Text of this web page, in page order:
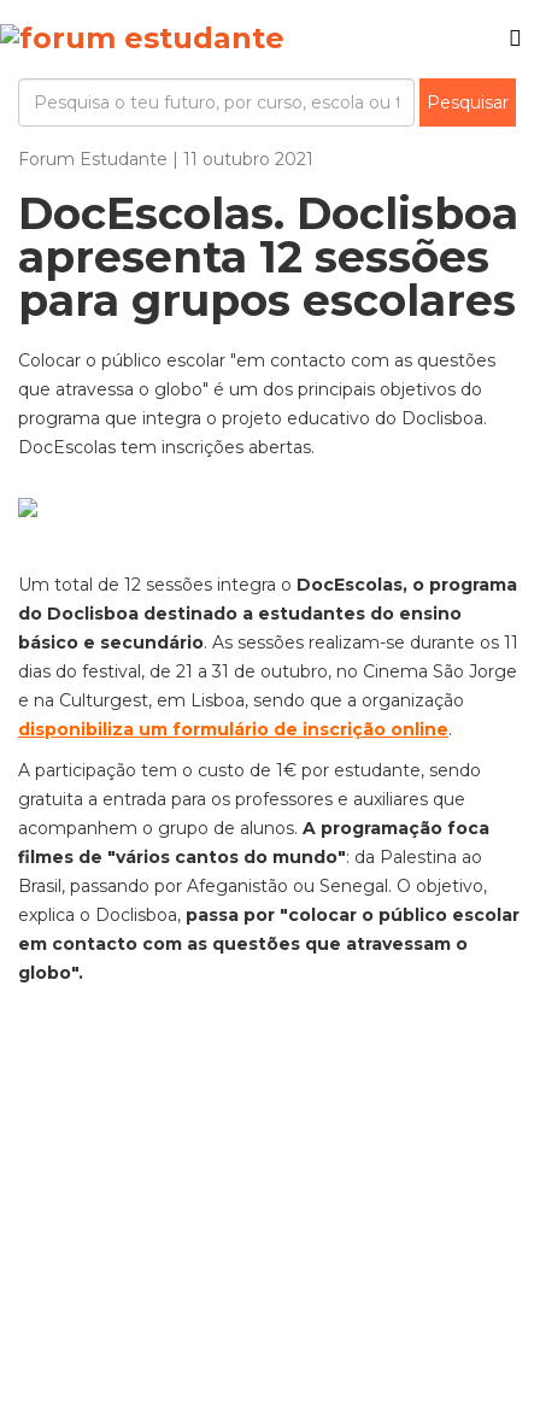
Forum Estudante | 11 outubro 2021
DocEscolas. Doclisboa
apresenta 12 sessões
para grupos escolares
Colocar o público escolar "em contacto com as questões
que atravessa o globo" é um dos principais objetivos do
programa que integra o projeto educativo do Doclisboa.
DocEscolas tem inscrições abertas.
Um total de 12 sessões integra o DocEscolas, o programa
do Doclisboa destinado a estudantes do ensino
básico e secundário. As sessões realizam-se durante os 11
dias do festival, de 21 a 31 de outubro, no Cinema São Jorge
e na Culturgest, em Lisboa, sendo que a organização
disponibiliza um formulário de inscrição online.
A participação tem o custo de 1€ por estudante, sendo
gratuita a entrada para os professores e auxiliares que
acompanhem o grupo de alunos. A programação foca
filmes de "vários cantos do mundo": da Palestina ao
Brasil, passando por Afeganistão ou Senegal. O objetivo,
explica o Doclisboa, passa por "colocar o público escolar
em contacto com as questões que atravessam o
globo".